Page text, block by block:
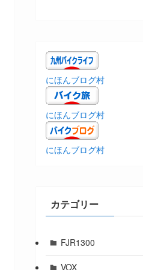
にほんブログ村
にほんブログ村
にほんブログ村
カテゴリー
FJR1300
VOX